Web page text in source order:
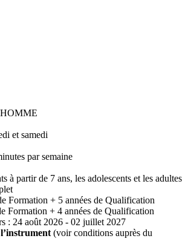
et samedi
par semaine
à partir de 7 ans, les adolescents et les adultes
Formation + 5 années de Qualification
Formation + 4 années de Qualification
: 24 août 2026 - 02 juillet 2027
(voir conditions auprès du